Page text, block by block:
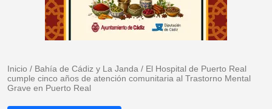
Inicio / Bahía de Cádiz y La Janda / El Hospital de Puerto Real
cumple cinco años de atención comunitaria al Trastorno Mental
Grave en Puerto Real